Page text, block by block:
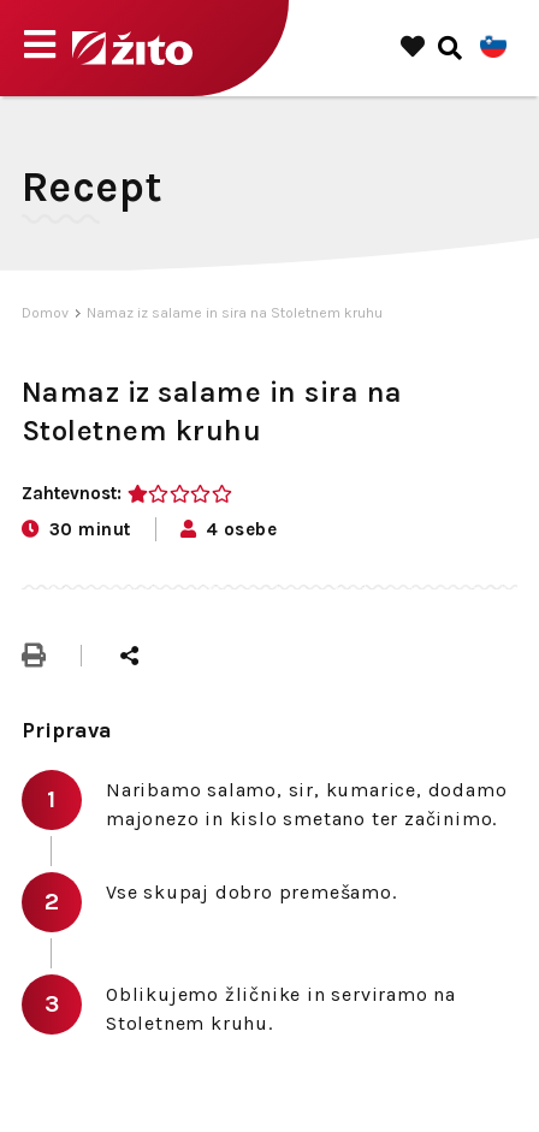
Recept
Domov Namaz iz salame in sira na Stoletnem kruhu
Namaz iz salame in sira na
Stoletnem kruhu
Zahtevnost:
30 minut 4 osebe
Priprava
Naribamo salamo, sir, kumarice, dodamo
majonezo in kislo smetano ter začinimo.
Vse skupaj dobro premešamo.
Oblikujemo žličnike in serviramo na
Stoletnem kruhu.